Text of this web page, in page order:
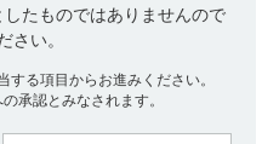
る以下の記載があります。
る注意
る女性には、治療上の有益性
たものではありませんので
さい。
る項目からお進みください。
承認とみなされます。